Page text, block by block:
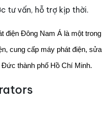
tư vấn, hỗ trợ kịp thời.
điện Đông Nam Á là một trong
cung cấp máy phát điện, sửa
thành phố Hồ Chí Minh.